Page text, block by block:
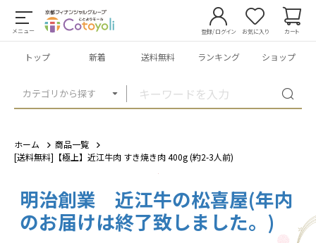
メニュー
カテゴリから探す
登録/ログイン お気に入り カート
トップ 新着 送料無料 ランキング ショップ
ホーム
商品一覧
[送料無料]【極上】近江牛肉 すき焼き肉 400g (約2-3人前)
1 /
明治創業 近江牛の松喜屋(年内
のお届けは終了致しました。)